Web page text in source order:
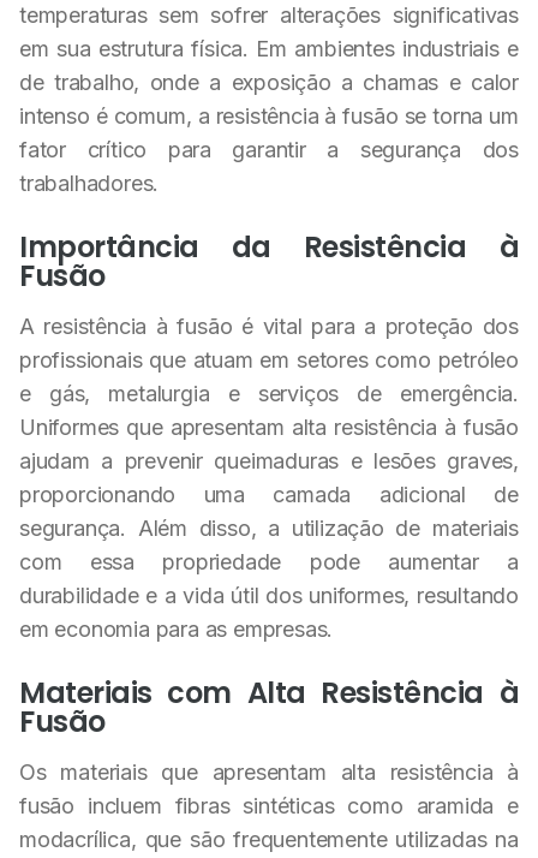
temperaturas sem sofrer alterações significativas
em sua estrutura física. Em ambientes industriais e
de trabalho, onde a exposição a chamas e calor
intenso é comum, a resistência à fusão se torna um
fator crítico para garantir a segurança dos
trabalhadores.
Importância da Resistência à
Fusão
A resistência à fusão é vital para a proteção dos
profissionais que atuam em setores como petróleo
e gás, metalurgia e serviços de emergência.
Uniformes que apresentam alta resistência à fusão
ajudam a prevenir queimaduras e lesões graves,
proporcionando uma camada adicional de
segurança. Além disso, a utilização de materiais
com essa propriedade pode aumentar a
durabilidade e a vida útil dos uniformes, resultando
em economia para as empresas.
Materiais com Alta Resistência à
Fusão
Os materiais que apresentam alta resistência à
fusão incluem fibras sintéticas como aramida e
modacrílica, que são frequentemente utilizadas na